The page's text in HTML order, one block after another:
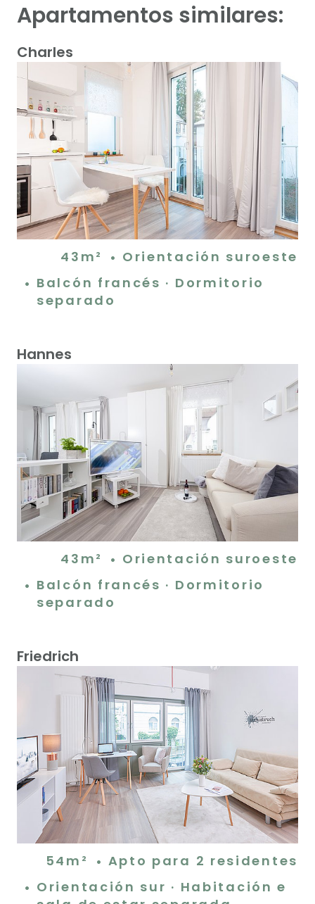
Apartamentos similares:
Charles
43m²
Orientación suroeste
Balcón francés · Dormitorio
separado
Hannes
43m²
Orientación suroeste
Balcón francés · Dormitorio
separado
Friedrich
54m²
Apto para 2 residentes
Orientación sur · Habitación e